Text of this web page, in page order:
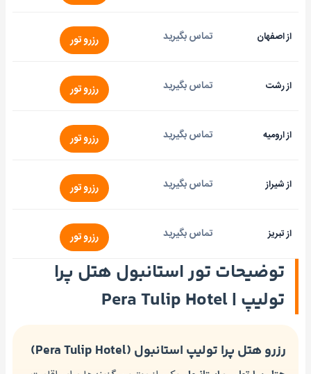
از اصفهان تماس بگیرید رزرو تور
از رشت تماس بگیرید رزرو تور
از ارومیه تماس بگیرید رزرو تور
از شیراز تماس بگیرید رزرو تور
از تبریز تماس بگیرید رزرو تور
توضیحات تور استانبول هتل پرا
تولیپ | Pera Tulip Hotel
رزرو هتل پرا تولیپ استانبول (Pera Tulip Hotel)